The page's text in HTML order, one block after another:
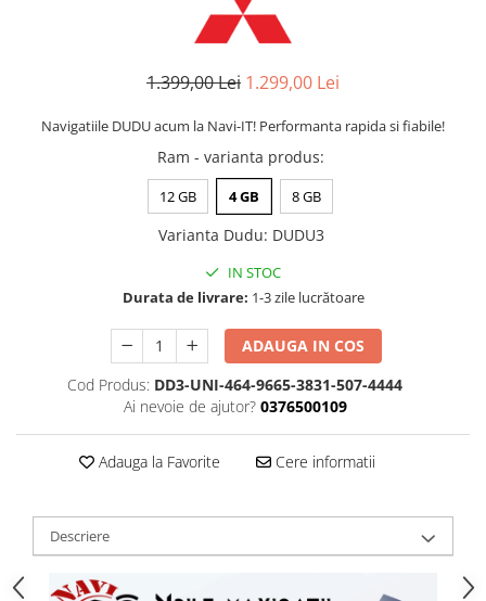
1.399,00 Lei 1.299,00 Lei
Navigatiile DUDU acum la Navi-IT! Performanta rapida si fiabile!
Ram - varianta produs:
12 GB 4 GB 8 GB
Varianta Dudu: DUDU3
IN STOC
Durata de livrare: 1-3 zile lucrătoare
ADAUGA IN COS
Cod Produs: DD3-UNI-464-9665-3831-507-4444
Ai nevoie de ajutor? 0376500109
Adauga la Favorite Cere informatii
Descriere